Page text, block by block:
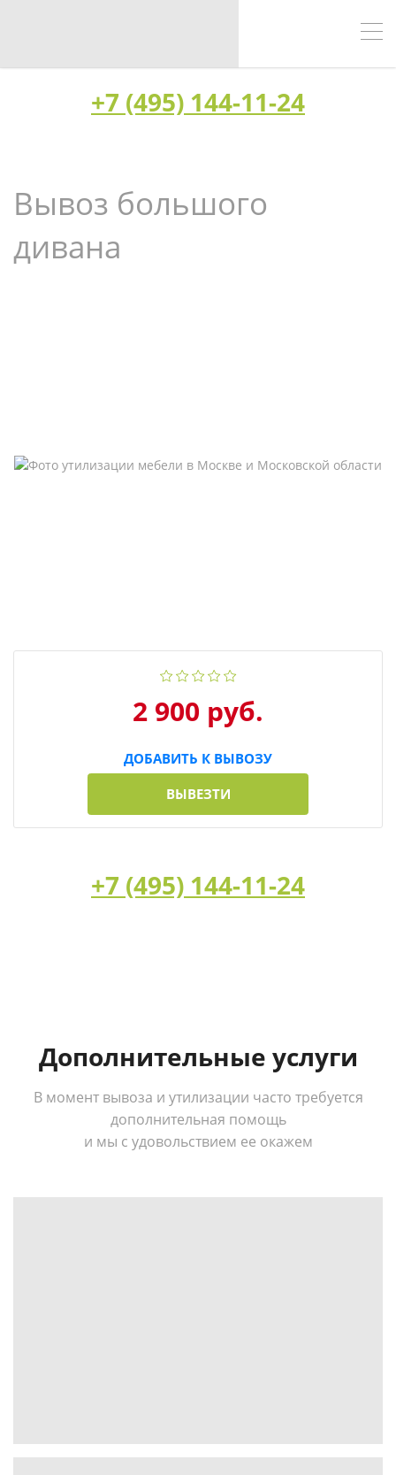
+7 (495) 144-11-24
Вывоз большого
дивана
2 900 руб.
ДОБАВИТЬ К ВЫВОЗУ
ВЫВЕЗТИ
+7 (495) 144-11-24
Дополнительные услуги
В момент вывоза и утилизации часто требуется
дополнительная помощь
и мы с удовольствием ее окажем